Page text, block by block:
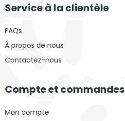
Service à la clientèle
FAQs
À propos de nous
Contactez-nous
Compte et commandes
Mon compte